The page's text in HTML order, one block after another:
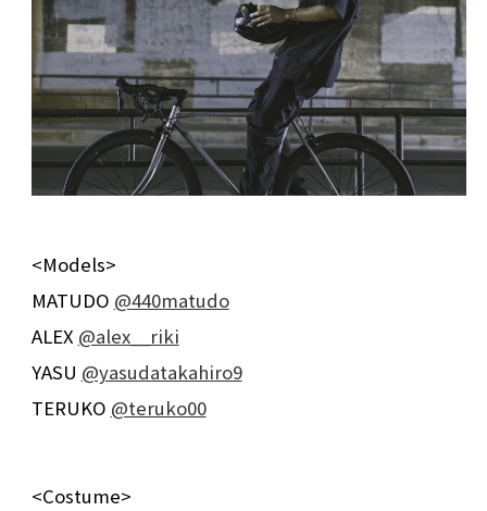
<Models>
MATUDO @440matudo
ALEX @alex__riki
YASU @yasudatakahiro9
TERUKO @teruko00
<Costume>